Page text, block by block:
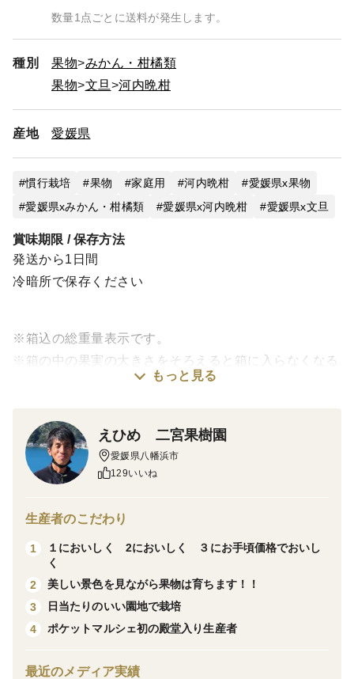
数量1点ごとに送料が発生します。
種別 果物
みかん・柑橘類
果物
文旦 河内晩柑
産地 愛媛県
慣行栽培 果物 家庭用 河内晩柑
愛媛県x果物
愛媛県xみかん・柑橘類
愛媛県x河内晩柑 愛媛県x文旦
賞味期限 / 保存方法
発送から1日間
冷暗所で保存ください
※箱込の総重量表示です。
※箱の中の果実の大きさをそろえると箱に入らなくなる
ので箱の中の果実の大きさは不揃いです。その分箱に入
※農協農薬使用基準よりもの使用回数を減らしているの
で見た目に黒い点や傷がありますが中味には影響ありま
せん
合もありますが、完熟で太陽にたくさん当たっている証
品種、味の特徴、
1年以上木にならして完熟にして味をおいしくさせる
もっと見る
えひめ 二宮果樹園
愛媛県八幡浜市
129いいね
生産者のこだわり
1
１においしく 2においしく ３にお手頃価格でおいし
く
2
美しい景色を見ながら果物は育ちます！！
3
日当たりのいい園地で栽培
4
ポケットマルシェ初の殿堂入り生産者
最近のメディア実績